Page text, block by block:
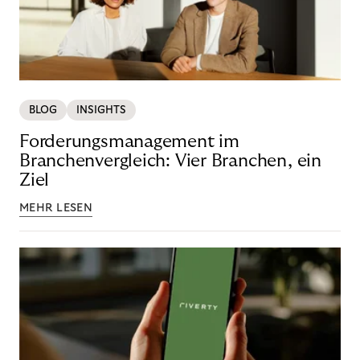
BLOG INSIGHTS
Forderungsmanagement im
Branchenvergleich: Vier Branchen, ein
Ziel
MEHR LESEN